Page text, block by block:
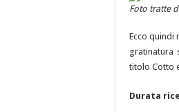
Foto tratte
Ecco quindi
gratinatura
titolo Cotto
Durata